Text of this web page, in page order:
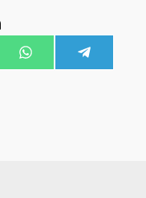
Share
on
WhatsApp
on